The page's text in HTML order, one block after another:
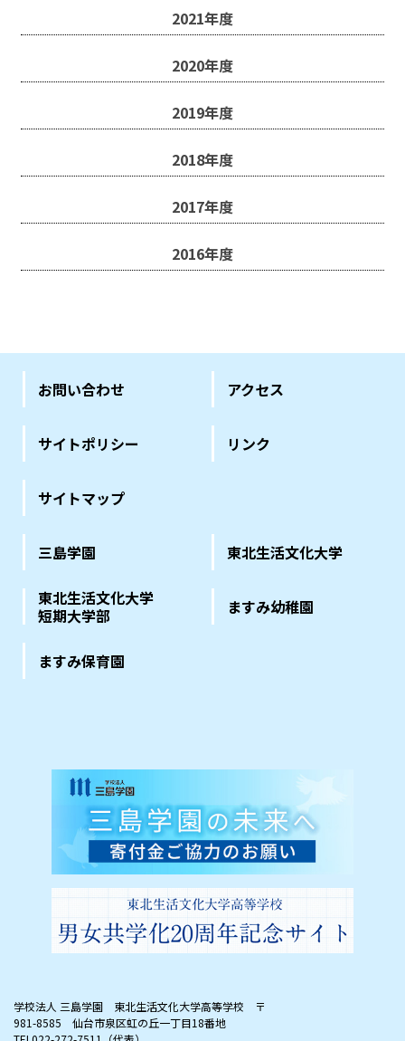
2021年度
2020年度
2019年度
2018年度
2017年度
2016年度
お問い合わせ アクセス
サイトポリシー リンク
サイトマップ
三島学園 東北生活文化大学
東北生活文化大学
短期大学部
ますみ幼稚園
ますみ保育園
学校法人 三島学園 東北生活文化大学高等学校
〒
981-8585 仙台市泉区虹の丘一丁目18番地